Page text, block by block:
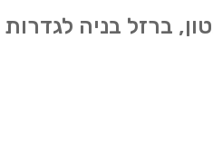
ברזל בניה לגדרות